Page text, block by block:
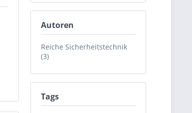
Autoren
Reiche Sicherheitstechnik
(3)
Tags